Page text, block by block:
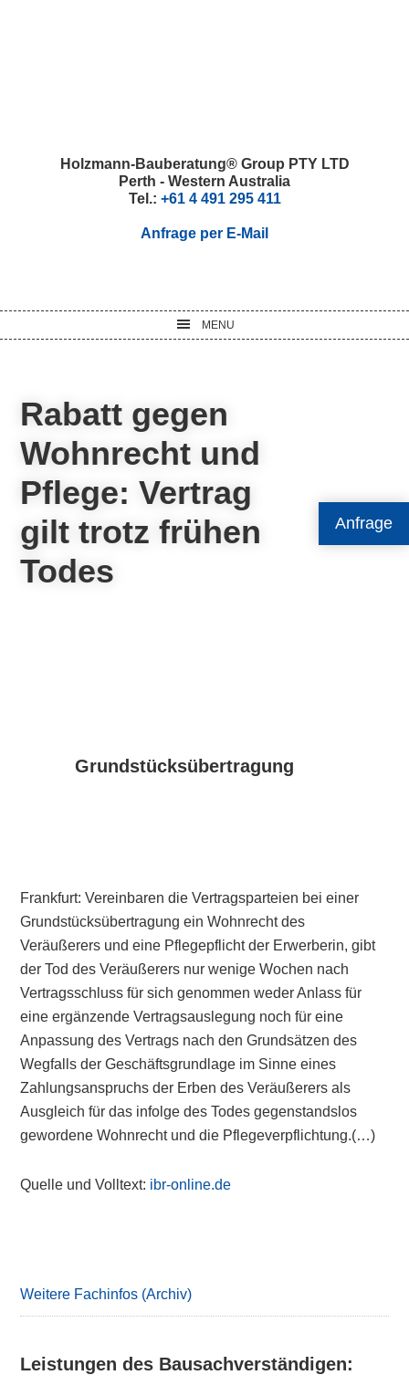
Anfrage
Holzmann-Bauberatung® Group PTY LTD
Perth - Western Australia
Tel.: +61 4 491 295 411
Anfrage per E-Mail
MENU
Rabatt gegen
Wohnrecht und
Pflege: Vertrag
gilt trotz frühen
Todes
Grundstücksübertragung
Frankfurt: Vereinbaren die Vertragsparteien bei einer
Grundstücksübertragung ein Wohnrecht des
Veräußerers und eine Pflegepflicht der Erwerberin, gibt
der Tod des Veräußerers nur wenige Wochen nach
Vertragsschluss für sich genommen weder Anlass für
eine ergänzende Vertragsauslegung noch für eine
Anpassung des Vertrags nach den Grundsätzen des
Wegfalls der Geschäftsgrundlage im Sinne eines
Zahlungsanspruchs der Erben des Veräußerers als
Ausgleich für das infolge des Todes gegenstandslos
gewordene Wohnrecht und die Pflegeverpflichtung.(…)
Quelle und Volltext: ibr-online.de
Weitere Fachinfos (Archiv)
Leistungen des Bausachverständigen: